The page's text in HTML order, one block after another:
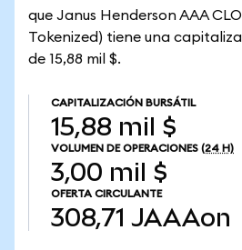
que Janus Henderson AAA
Tokenized) tiene una
de 15,88 mil $.
CAPITALIZACIÓN BURSÁTIL
15,88 mil $
VOLUMEN DE OPERACIONES (24 H)
3,00 mil $
OFERTA CIRCULANTE
308,71 JAAAon